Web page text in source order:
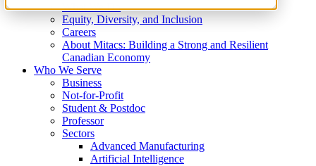
What We Do
Equity, Diversity, and Inclusion
Careers
About Mitacs: Building a Strong and Resilient
Canadian Economy
Who We Serve
Business
Not-for-Profit
Student & Postdoc
Professor
Sectors
Advanced Manufacturing
Artificial Intelligence